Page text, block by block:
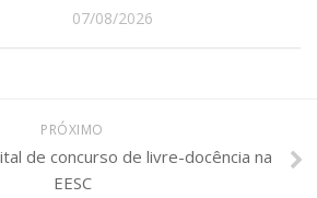
07/08/2026
PRÓXIMO
de concurso de livre-docência na
EESC